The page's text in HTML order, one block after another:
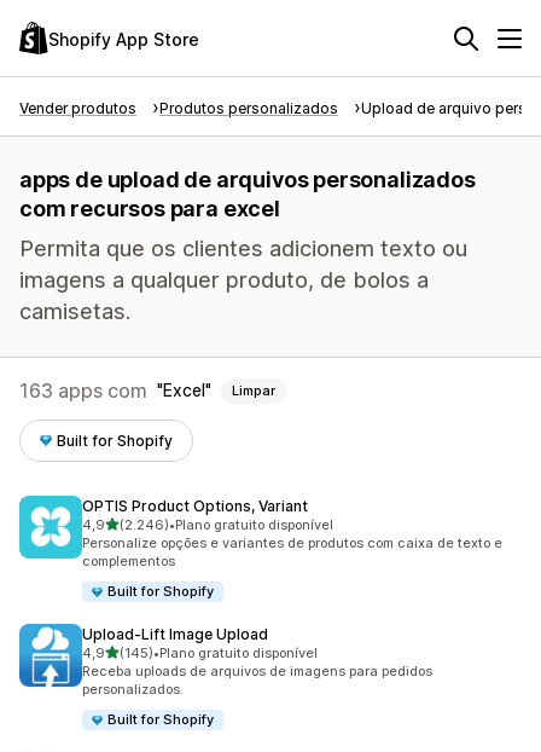
Shopify App Store
Vender produtos Produtos personalizados Upload de arquivo
apps de upload de arquivos personalizados
com recursos para excel
Permita que os clientes adicionem texto ou
imagens a qualquer produto, de bolos a
camisetas.
163 apps com Excel Limpar
Built for Shopify
OPTIS Product Options, Variant
4,9de 5 estrelas
(2.246)
2246 avaliações ao todo
•Plano gratuito disponível
Personalize opções e variantes de produtos com caixa de texto e
complementos
Built for Shopify
Upload‑Lift Image Upload
4,9de 5 estrelas
(145)
145 avaliações ao todo
•Plano gratuito disponível
Receba uploads de arquivos de imagens para pedidos
personalizados.
Built for Shopify